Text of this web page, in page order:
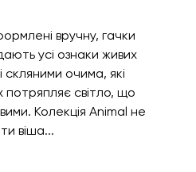
вручну, гачки
усі ознаки живих
очима, які
світло, що
Колекція Animal не
віша...